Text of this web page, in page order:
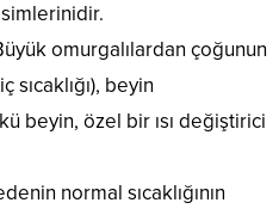
omurgalılardan çoğunun
sıcaklığı), beyin
beyin, özel bir ısı değiştirici
normal sıcaklığının